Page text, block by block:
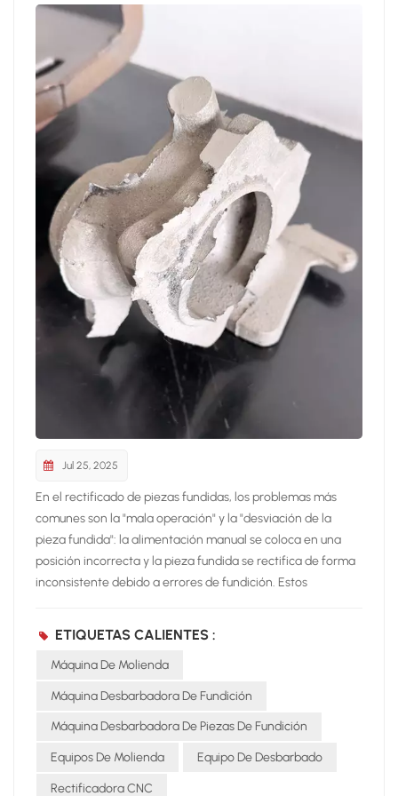
la fundición.
Jul 25, 2025
En el rectificado de piezas fundidas, los problemas más
comunes son la "mala operación" y la "desviación de la
pieza fundida": la alimentación manual se coloca en una
posición incorrecta y la pieza fundida se rectifica de forma
inconsistente debido a errores de fundición. Estos
automático de detección y compensación". En
diferencia en esta función del robot de rectificado New
Realm se puede llamar "un mundo de diferencia".El robot de
solo incluye de serie un sistema de detección de carga de
piezas, que previene el riesgo de que estas salgan
ETIQUETAS CALIENTES :
Máquina De Molienda
Máquina Desbarbadora De Fundición
Máquina Desbarbadora De Piezas De Fundición
Equipos De Molienda Equipo De Desbarbado
Rectificadora CNC